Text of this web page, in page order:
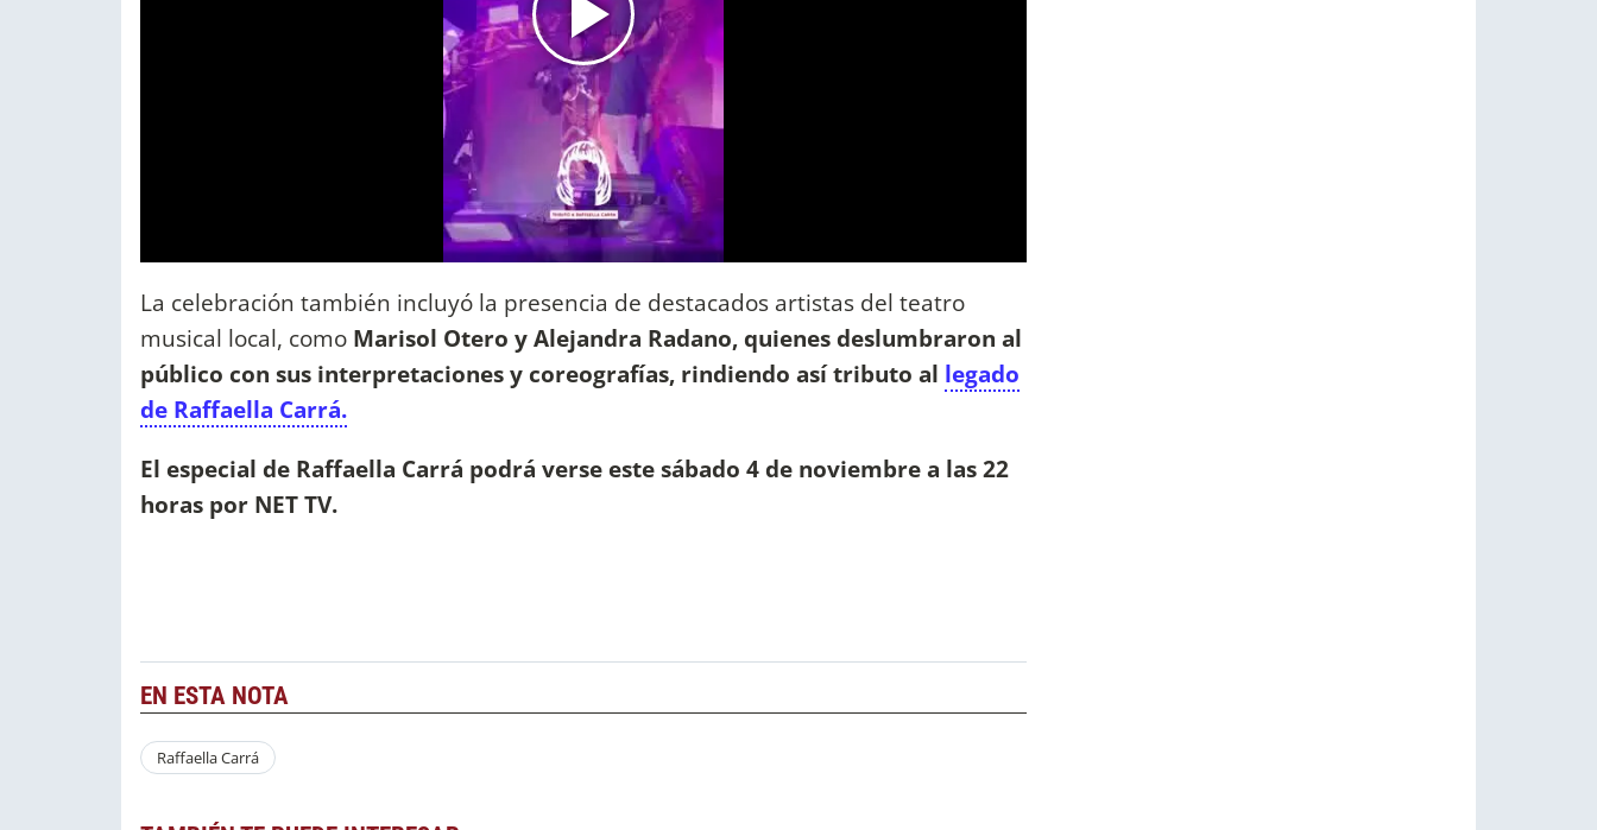
La celebración también incluyó la presencia de destacados artistas del teatro
musical local, como Marisol Otero y Alejandra Radano, quienes deslumbraron al
público con sus interpretaciones y coreografías, rindiendo así tributo al legado
de Raffaella Carrá.
El especial de Raffaella Carrá podrá verse este sábado 4 de noviembre a las 22
horas por NET TV.
EN ESTA NOTA
Raffaella Carrá